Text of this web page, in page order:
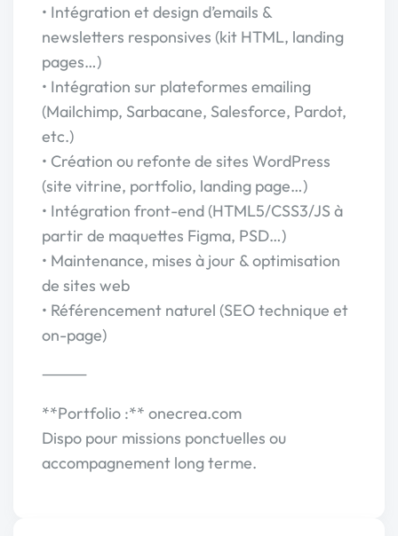
• Intégration et design d’emails &
newsletters responsives (kit HTML, landing
pages…)
• Intégration sur plateformes emailing
(Mailchimp, Sarbacane, Salesforce, Pardot,
etc.)
• Création ou refonte de sites WordPress
(site vitrine, portfolio, landing page…)
• Intégration front-end (HTML5/CSS3/JS à
partir de maquettes Figma, PSD…)
• Maintenance, mises à jour & optimisation
de sites web
• Référencement naturel (SEO technique et
on-page)
⸻
**Portfolio :** onecrea.com
Dispo pour missions ponctuelles ou
accompagnement long terme.